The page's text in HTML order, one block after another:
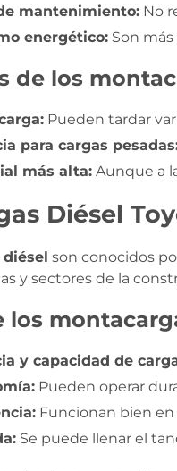
mantenimiento: No
energético: Son
de los
Pueden tardar
para cargas
más alta: Aunque a
Diésel
son conocidos
y sectores de la
los
y capacidad de
Pueden operar
Funcionan bien
Se puede llenar el